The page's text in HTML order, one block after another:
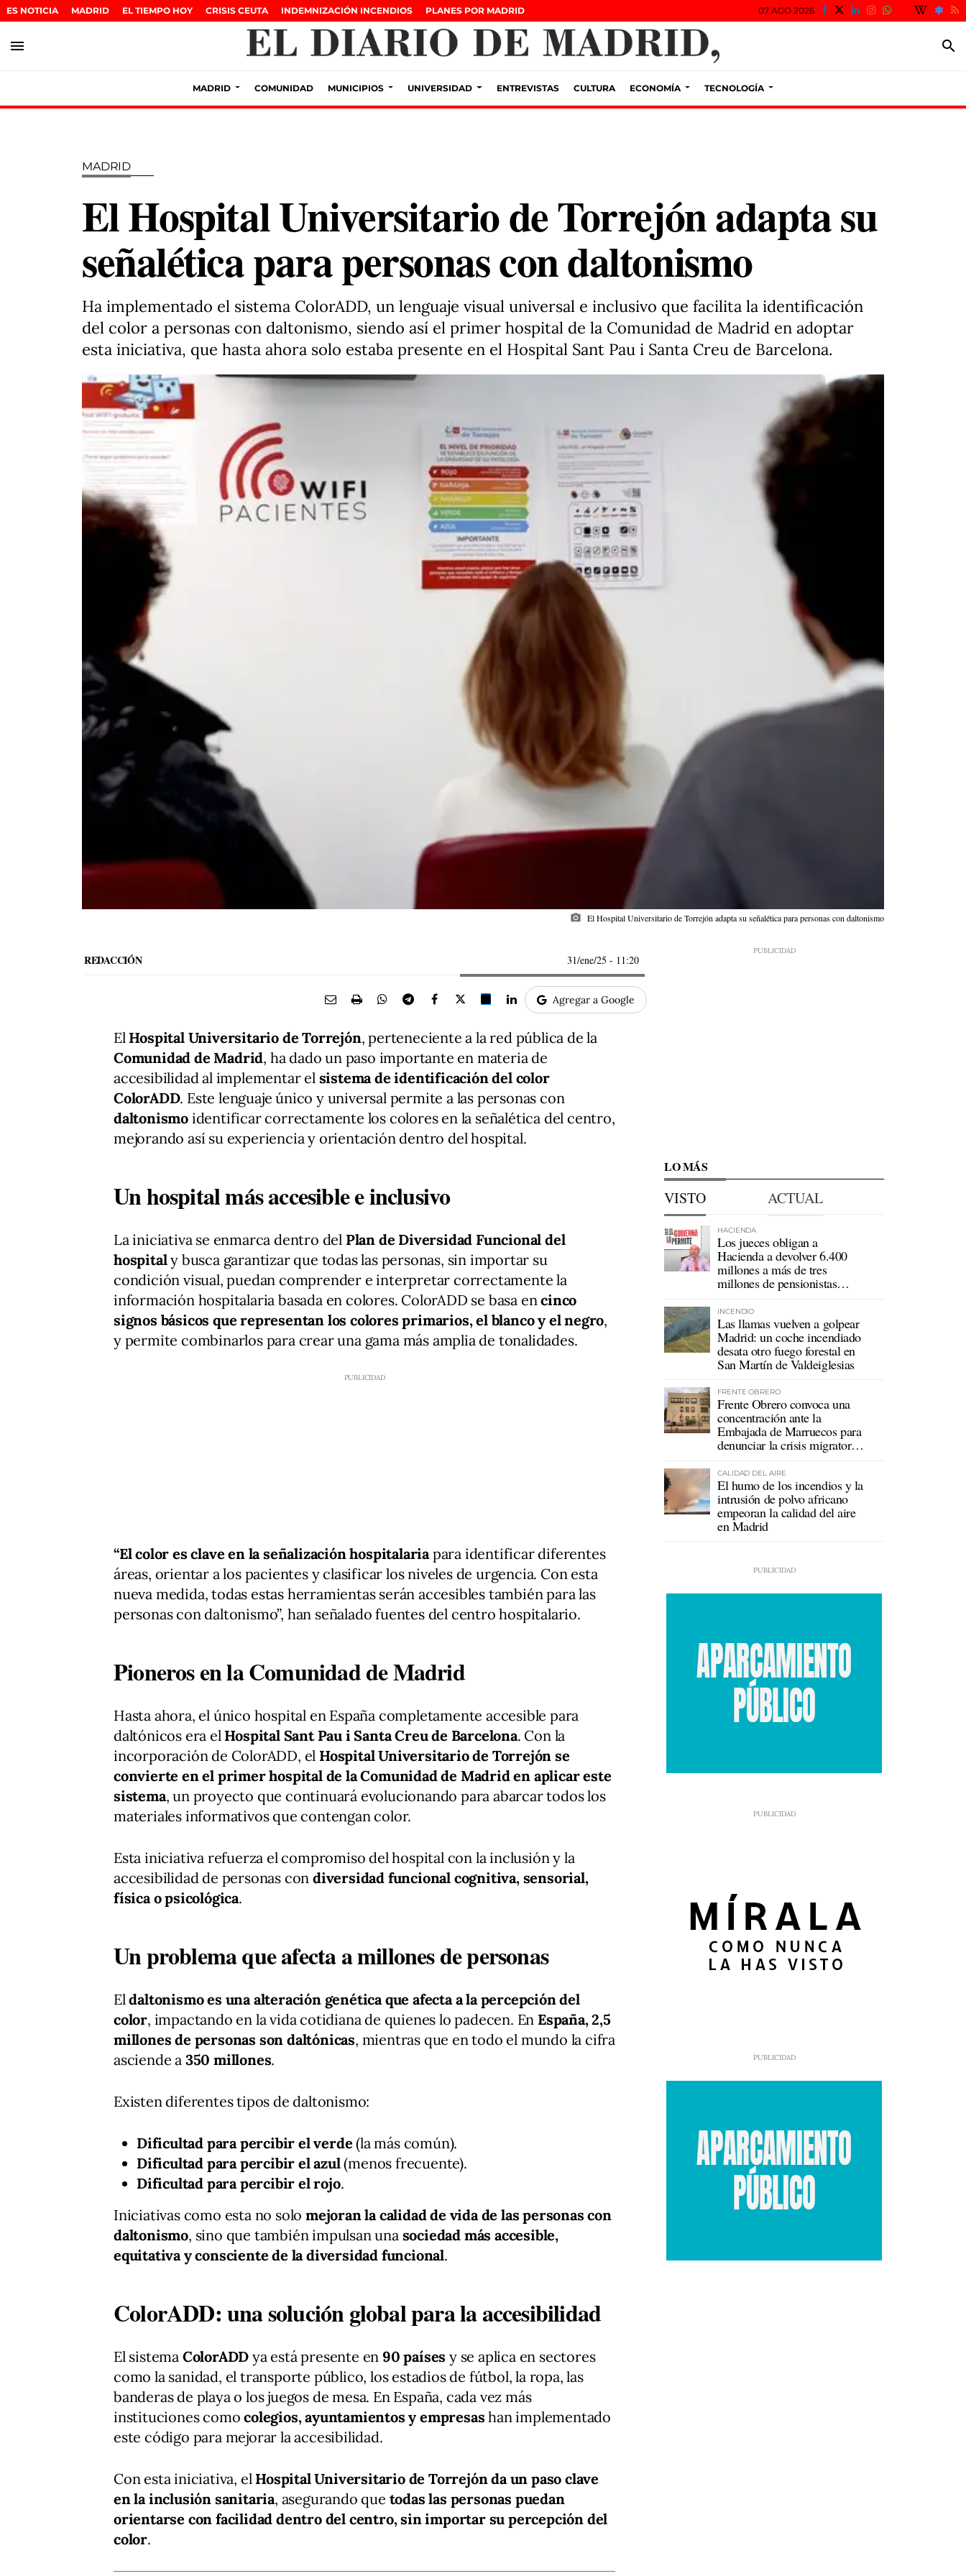
ES NOTICIA MADRID EL TIEMPO HOY CRISIS CEUTA INDEMNIZACIÓN INCENDIOS PLANES POR MADRID 07 AGO 2026
menu search
MADRID COMUNIDAD MUNICIPIOS UNIVERSIDAD ENTREVISTAS CULTURA ECONOMÍA TECNOLOGÍA
MADRID
El Hospital Universitario de Torrejón adapta su
señalética para personas con daltonismo
Ha implementado el sistema ColorADD, un lenguaje visual universal e inclusivo que facilita la identificación
del color a personas con daltonismo, siendo así el primer hospital de la Comunidad de Madrid en adoptar
esta iniciativa, que hasta ahora solo estaba presente en el Hospital Sant Pau i Santa Creu de Barcelona.
photo_camera El Hospital Universitario de Torrejón adapta su señalética para personas con daltonismo
REDACCIÓN 31/ene/25 - 11:20
Agregar a Google
El Hospital Universitario de Torrejón, perteneciente a la red pública de la
Comunidad de Madrid, ha dado un paso importante en materia de
accesibilidad al implementar el sistema de identificación del color
ColorADD. Este lenguaje único y universal permite a las personas con
daltonismo identificar correctamente los colores en la señalética del centro,
mejorando así su experiencia y orientación dentro del hospital.
Un hospital más accesible e inclusivo
La iniciativa se enmarca dentro del Plan de Diversidad Funcional del
hospitaly busca garantizar que todas las personas, sin importar su
condición visual, puedan comprender e interpretar correctamente la
información hospitalaria basada en colores. ColorADD se basa encinco
signos básicos que representan los colores primarios, el blanco y el negro,
y permite combinarlos para crear una gama más amplia de tonalidades.
“El color es clave en la señalización hospitalariapara identificar diferentes
áreas, orientar a los pacientes y clasificar los niveles de urgencia. Con esta
nueva medida, todas estas herramientas serán accesibles también para las
personas con daltonismo”, han señalado fuentes del centro hospitalario.
Pioneros en la Comunidad de Madrid
Hasta ahora, el único hospital en España completamente accesible para
daltónicos era el Hospital Sant Pau i Santa Creu de Barcelona. Con la
incorporación de ColorADD, el Hospital Universitario de Torrejón se
convierte en el primer hospital de la Comunidad de Madrid en aplicar este
sistema, un proyecto que continuará evolucionando para abarcar todos los
materiales informativos que contengan color.
Esta iniciativa refuerza el compromiso del hospital con la inclusión y la
accesibilidad de personas condiversidad funcional cognitiva, sensorial,
física o psicológica.
Un problema que afecta a millones de personas
Eldaltonismo es una alteración genética que afecta a la percepción del
color, impactando en la vida cotidiana de quienes lo padecen. En España, 2,5
millones de personas son daltónicas, mientras que en todo el mundo la cifra
asciende a 350 millones.
Existen diferentes tipos de daltonismo:
Dificultad para percibir el verde (la más común).
Dificultad para percibir el azul(menos frecuente).
Dificultad para percibir el rojo.
Iniciativas como esta no solo mejoran la calidad de vida de las personas con
daltonismo, sino que también impulsan una sociedad más accesible,
equitativa y consciente de la diversidad funcional.
ColorADD: una solución global para la accesibilidad
El sistema ColorADD ya está presente en90 países y se aplica en sectores
como la sanidad, el transporte público, los estadios de fútbol, la ropa, las
banderas de playa o los juegos de mesa. En España, cada vez más
instituciones comocolegios, ayuntamientos y empresas han implementado
este código para mejorar la accesibilidad.
Con esta iniciativa, el Hospital Universitario de Torrejón da un paso clave
en la inclusión sanitaria, asegurando que todas las personas puedan
orientarse con facilidad dentro del centro, sin importar su percepción del
color.
LO MÁS
VISTO ACTUAL
HACIENDA
Los jueces obligan a
Hacienda a devolver 6.400
millones a más de tres
millones de pensionistas
INCENDIO
Las llamas vuelven a golpear
Madrid: un coche incendiado
desata otro fuego forestal en
San Martín de Valdeiglesias
FRENTE OBRERO
Frente Obrero convoca una
concentración ante la
Embajada de Marruecos para
denunciar la crisis migratoria
CALIDAD DEL AIRE
El humo de los incendios y la
intrusión de polvo africano
empeoran la calidad del aire
en Madrid